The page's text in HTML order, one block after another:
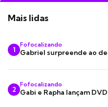
Mais lidas
1
Fofocalizando
Gabriel surpreende ao
2
Fofocalizando
Gabi e Rapha lançam